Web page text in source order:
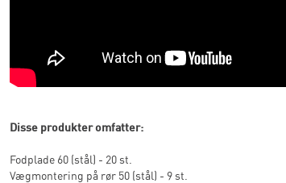
Disse produkter omfatter:
Fodplade 60 (stål) - 20 st.
Vægmontering på rør 50 (stål) - 9 st.